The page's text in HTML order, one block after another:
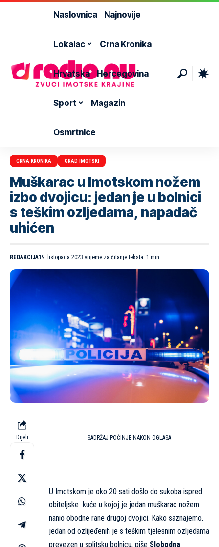
Naslovnica Najnovije
Lokalac Crna Kronika
Hrvatska Hercegovina
Sport Magazin
Osmrtnice
CRNA KRONIKA GRAD IMOTSKI
Muškarac u Imotskom nožem
izbo dvojicu: jedan je u bolnici
s teškim ozljedama, napadač
uhićen
REDAKCIJA19. listopada 2023.vrijeme za čitanje teksta: 1 min.
Dijeli - SADRŽAJ POČINJE NAKON OGLASA -
U Imotskom je oko 20 sati došlo do sukoba ispred
obiteljske kuće u kojoj je jedan muškarac nožem
nanio obodne rane drugoj dvojici. Kako saznajemo,
jedan od ozlijeđenih je s teškim tjelesnim ozljedama
prevezen u splitsku bolnicu, piše Slobodna